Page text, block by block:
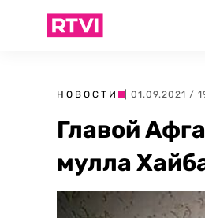
НОВОСТИ | 01.09.2021 /
Главой
мулла